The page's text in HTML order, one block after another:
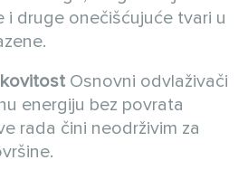
i druge onečišćujuće tvari u
Osnovni odvlaživači
energiju bez povrata
rada čini neodrživim za